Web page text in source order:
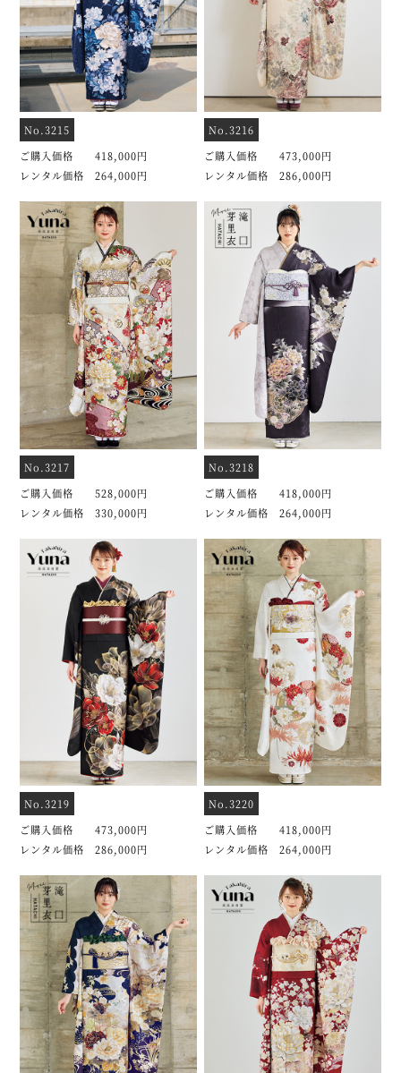
No.3215
ご購入価格 418,000円
レンタル価格 264,000円
No.3216
ご購入価格 473,000円
レンタル価格 286,000円
No.3217
ご購入価格 528,000円
レンタル価格 330,000円
No.3218
ご購入価格 418,000円
レンタル価格 264,000円
No.3219
ご購入価格 473,000円
レンタル価格 286,000円
No.3220
ご購入価格 418,000円
レンタル価格 264,000円